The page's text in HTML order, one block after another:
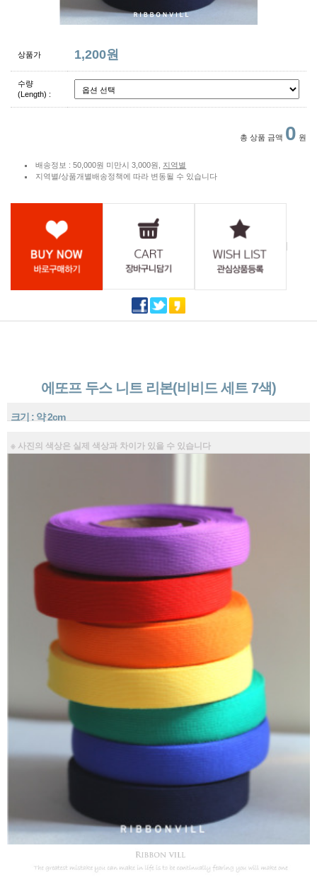
상품가 1,200원
수량
(Length) :
총 상품 금액 0 원
배송정보 : 50,000원 미만시 3,000원, 지역별
지역별/상품개별배송정책에 따라 변동될 수 있습니다
에또프 두스 니트 리본(비비드 세트 7색)
크기 : 약 2cm
※ 사진의 색상은 실제 색상과 차이가 있을 수 있습니다